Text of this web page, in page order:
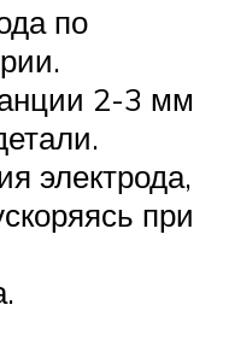
по
2-3 мм
электрода,
при